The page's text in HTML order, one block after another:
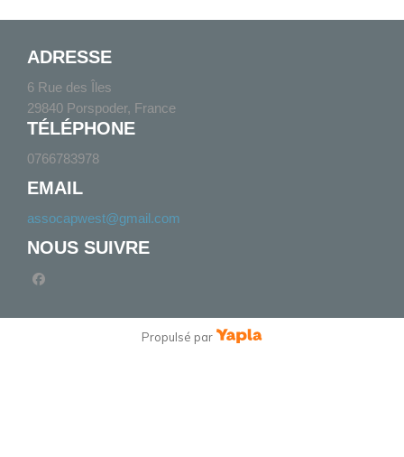
ADRESSE
6 Rue des Îles
29840 Porspoder, France
TÉLÉPHONE
0766783978
EMAIL
assocapwest@gmail.com
NOUS SUIVRE
facebook
Propulsé par